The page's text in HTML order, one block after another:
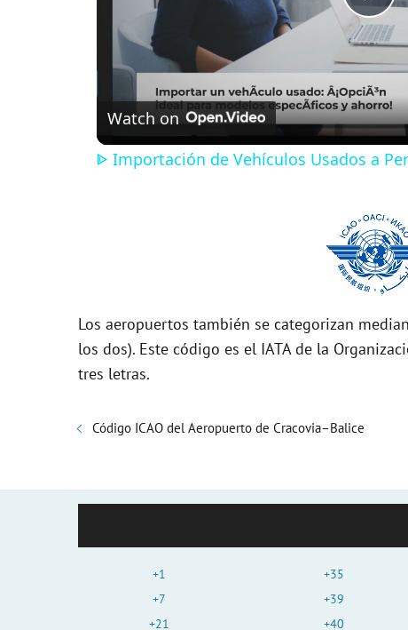
P
l
a
V
i
d
Watch on
ᐈ Importación de Vehículos Usados a
Los aeropuertos también se categorizan
los dos). Este código es el IATA de la
tres letras.
Código ICAO del Aeropuerto de Cracovia–Balice
+1
+7
+21
+35
+39
+40